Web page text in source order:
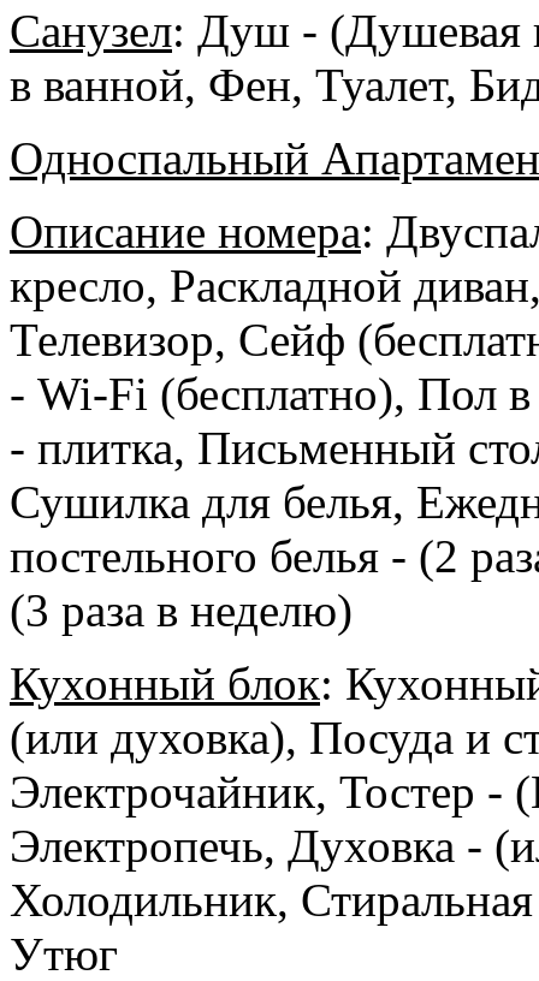
Санузел: Душ - (Душевая
в ванной, Фен, Туалет,
Односпальный
Описание номера:
кресло, Раскладной
Телевизор, Сейф
- Wi-Fi (бесплатно), Пол
- плитка, Письменный
Сушилка для белья,
постельного белья - (2
(3 раза в неделю)
Кухонный блок:
(или духовка), Посуда и
Электрочайник, Тостер
Электропечь, Духовка -
Холодильник,
Утюг